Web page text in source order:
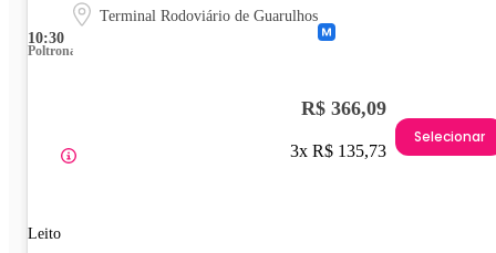
10:30
Terminal Rodoviário de Guarulhos
Poltrona
Leito
R$ 366,09
3x R$ 135,73
Selecionar